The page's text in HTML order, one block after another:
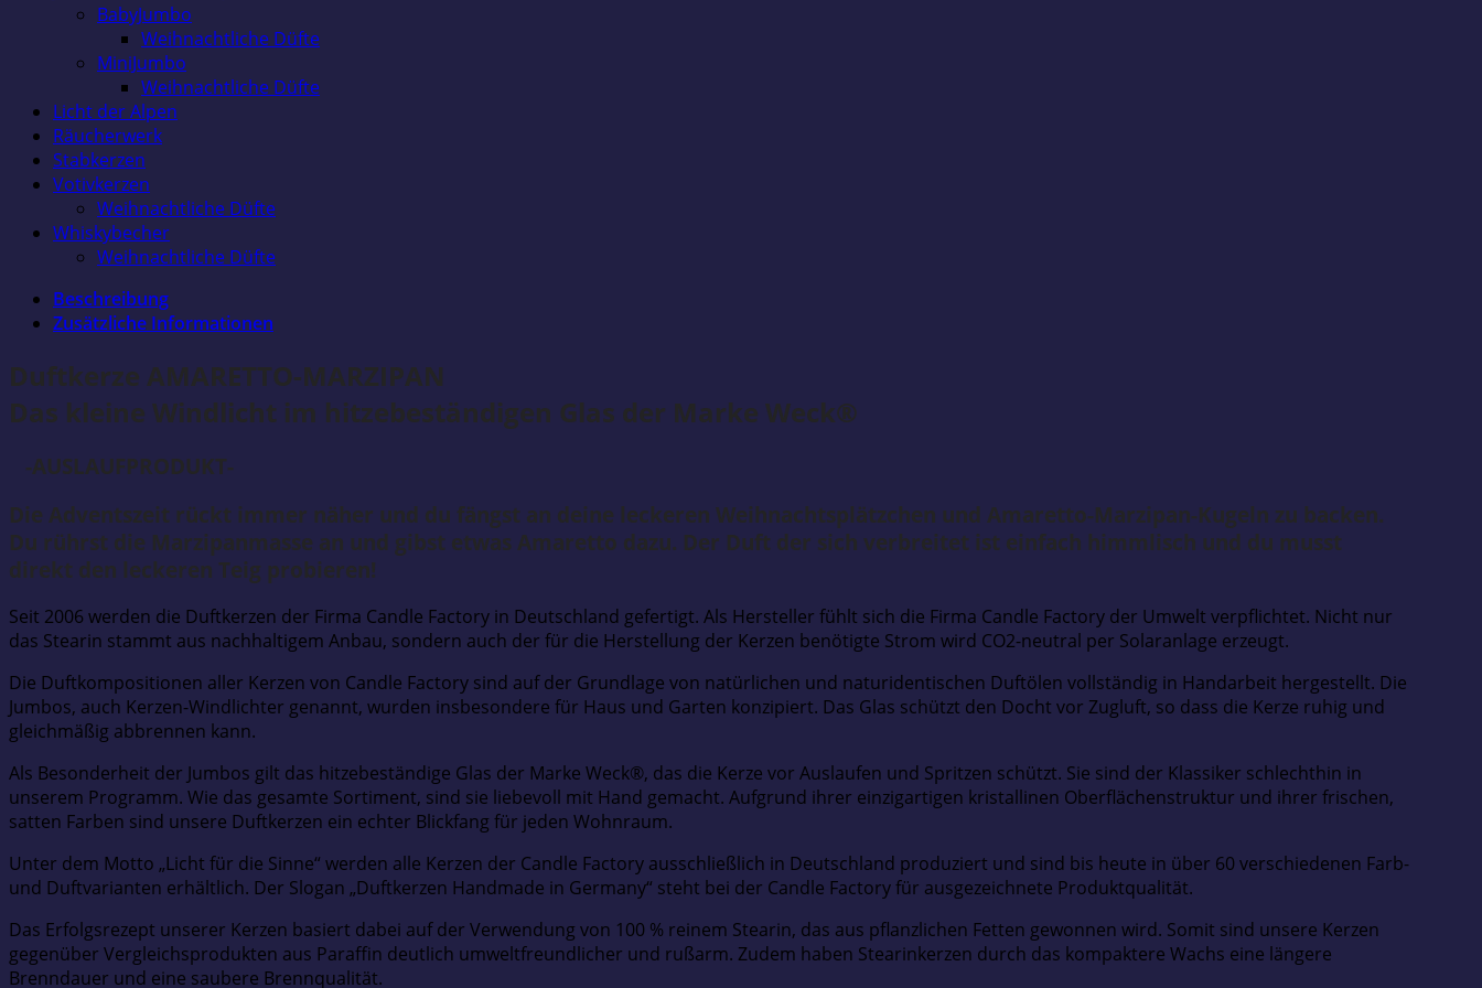
BabyJumbo
Weihnachtliche Düfte
MiniJumbo
Weihnachtliche Düfte
Licht der Alpen
Räucherwerk
Stabkerzen
Votivkerzen
Weihnachtliche Düfte
Whiskybecher
Weihnachtliche Düfte
Beschreibung
Zusätzliche Informationen
Duftkerze AMARETTO-MARZIPAN
Das kleine Windlicht im hitzebeständigen Glas der Marke Weck®
-AUSLAUFPRODUKT-
Die Adventszeit rückt immer näher und du fängst an deine leckeren Weihnachtsplätzchen und Amaretto-Marzipan-Kugeln zu backen.
Du rührst die Marzipanmasse an und gibst etwas Amaretto dazu. Der Duft der sich verbreitet ist einfach himmlisch und du musst
direkt den leckeren Teig probieren!
Seit 2006 werden die Duftkerzen der Firma Candle Factory in Deutschland gefertigt. Als Hersteller fühlt sich die Firma Candle Factory der Umwelt verpflichtet. Nicht nur
das Stearin stammt aus nachhaltigem Anbau, sondern auch der für die Herstellung der Kerzen benötigte Strom wird CO2-neutral per Solaranlage erzeugt.
Die Duftkompositionen aller Kerzen von Candle Factory sind auf der Grundlage von natürlichen und naturidentischen Duftölen vollständig in Handarbeit hergestellt. Die
Jumbos, auch Kerzen-Windlichter genannt, wurden insbesondere für Haus und Garten konzipiert. Das Glas schützt den Docht vor Zugluft, so dass die Kerze ruhig und
gleichmäßig abbrennen kann.
Als Besonderheit der Jumbos gilt das hitzebeständige Glas der Marke Weck®, das die Kerze vor Auslaufen und Spritzen schützt. Sie sind der Klassiker schlechthin in
unserem Programm. Wie das gesamte Sortiment, sind sie liebevoll mit Hand gemacht. Aufgrund ihrer einzigartigen kristallinen Oberflächenstruktur und ihrer frischen,
satten Farben sind unsere Duftkerzen ein echter Blickfang für jeden Wohnraum.
Unter dem Motto „Licht für die Sinne“ werden alle Kerzen der Candle Factory ausschließlich in Deutschland produziert und sind bis heute in über 60 verschiedenen Farb-
und Duftvarianten erhältlich. Der Slogan „Duftkerzen Handmade in Germany“ steht bei der Candle Factory für ausgezeichnete Produktqualität.
Das Erfolgsrezept unserer Kerzen basiert dabei auf der Verwendung von 100 % reinem Stearin, das aus pflanzlichen Fetten gewonnen wird. Somit sind unsere Kerzen
gegenüber Vergleichsprodukten aus Paraffin deutlich umweltfreundlicher und rußarm. Zudem haben Stearinkerzen durch das kompaktere Wachs eine längere
Brenndauer und eine saubere Brennqualität.